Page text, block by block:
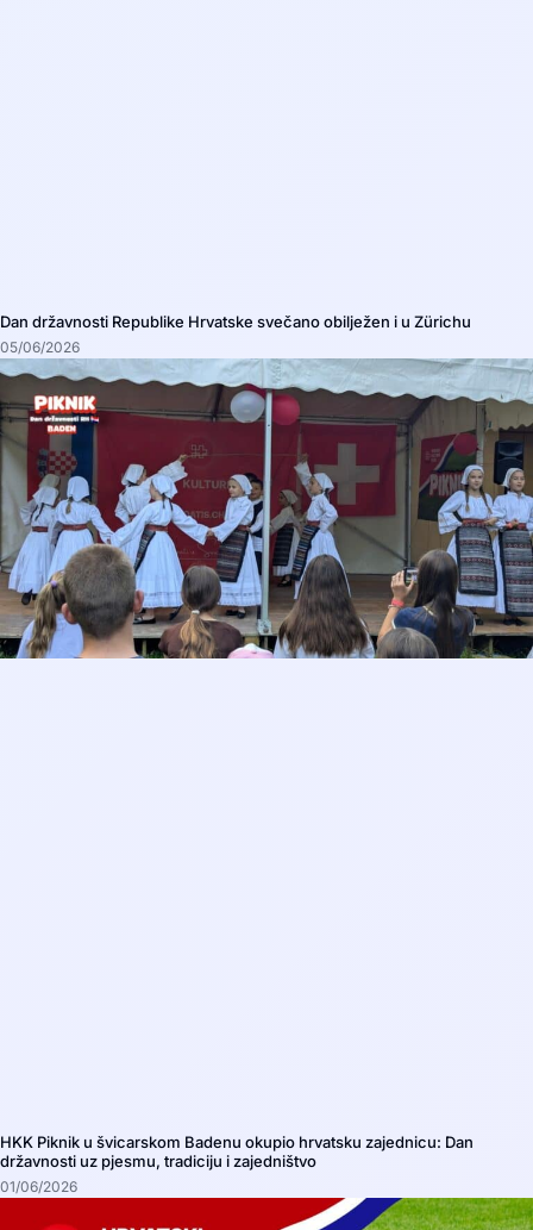
Dan državnosti Republike Hrvatske svečano obilježen i u Zürichu
05/06/2026
HKK Piknik u švicarskom Badenu okupio hrvatsku zajednicu: Dan
državnosti uz pjesmu, tradiciju i zajedništvo
01/06/2026